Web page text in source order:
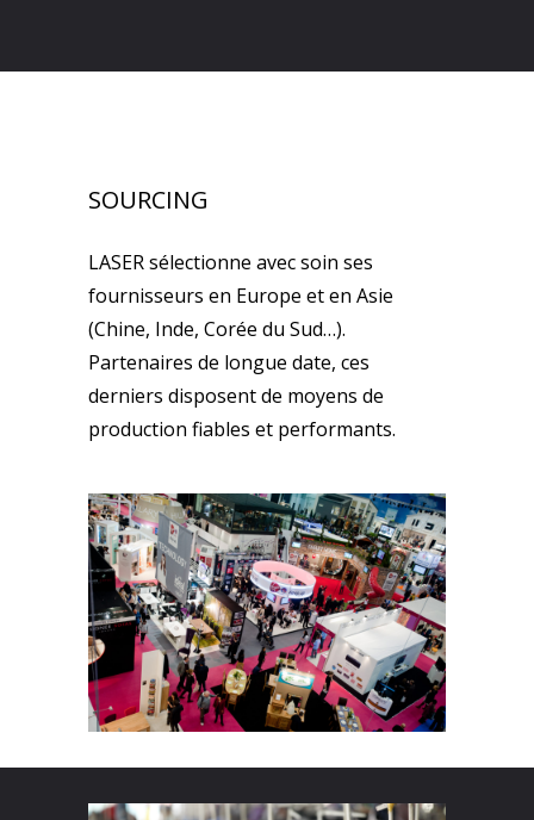
SOURCING
LASER sélectionne avec soin ses
fournisseurs en Europe et en Asie
(Chine, Inde, Corée du Sud…).
Partenaires de longue date, ces
derniers disposent de moyens de
production fiables et performants.